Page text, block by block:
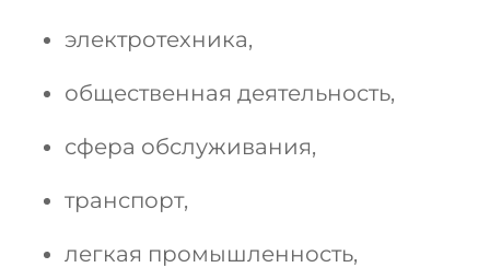
электротехника,
общественная деятельность,
сфера обслуживания,
транспорт,
легкая промышленность,